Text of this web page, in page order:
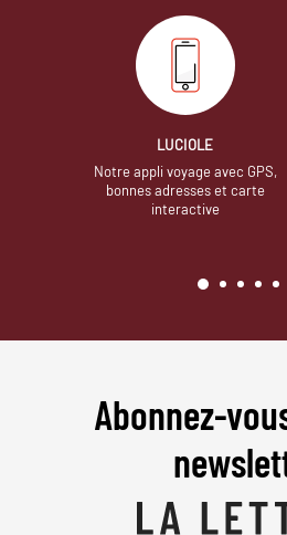
LUCIOLE
Notre appli voyage avec GPS,
bonnes adresses et carte
interactive
Abonnez-